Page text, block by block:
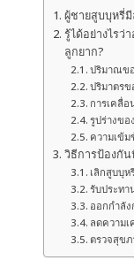
ผู้ชายสูบบุหรี่มี
รู้ได้อย่างไร
ลูกยาก?
ปริมาณข
ปริมาตรข
การเคลื่
รูปร่างขอ
ความเข้
วิธีการป้องกั
เลิกสูบบุห
รับประทา
ออกกำลัง
ลดความ
ตรวจสุข